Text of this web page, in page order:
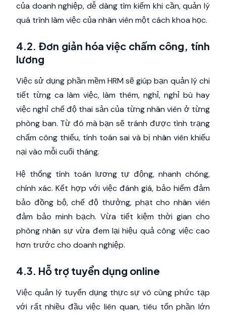
của doanh nghiệp, dễ dàng tìm kiếm khi cần, quản lý
quá trình làm việc của nhân viên một cách khoa học.
4.2. Đơn giản hóa việc chấm công, tính
lương
Việc sử dụng phần mềm HRM sẽ giúp bạn quản lý chi
tiết từng ca làm việc, làm thêm, nghỉ, nghỉ bù hay
việc nghỉ chế độ thai sản của từng nhân viên ở từng
phòng ban. Từ đó mà bạn sẽ tránh được tình trạng
chấm công thiếu, tính toán sai và bị nhân viên khiếu
nại vào mỗi cuối tháng.
Hệ thống tính toán lương tự động, nhanh chóng,
chính xác. Kết hợp với việc đánh giá, bảo hiểm đảm
bảo đồng bộ, chế độ thưởng, phạt cho nhân viên
đảm bảo minh bạch. Vừa tiết kiệm thời gian cho
phòng nhân sự vừa đem lại hiệu quả công việc cao
hơn trước cho doanh nghiệp.
4.3. Hỗ trợ tuyển dụng online
Việc quản lý tuyển dụng thực sự vô cùng phức tạp
với rất nhiều đầu việc liên quan, tiêu tốn phần lớn